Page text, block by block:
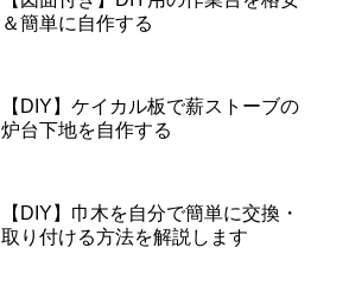
＆簡単に自作する
【DIY】ケイカル板で薪ストーブの
炉台下地を自作する
【DIY】巾木を自分で簡単に交換・
取り付ける方法を解説します